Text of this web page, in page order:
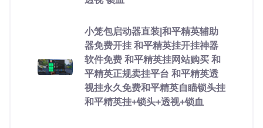
小笼包启动器直装|和平精英辅助
器免费开挂 和平精英挂开挂神器
软件免费 和平精英挂网站购买 和
平精英正规卖挂平台 和平精英透
视挂永久免费和平精英自瞄锁头挂
和平精英挂+锁头+透视+锁血